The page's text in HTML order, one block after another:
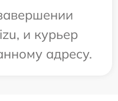
и курьер
адресу.